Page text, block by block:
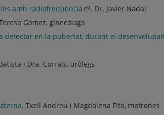
amb radiofreqüència
. Dr. Javier Nadal
Gómez, ginecòloga
detectar en la pubertat, durant el
i Dra. Corrals, uròlegs
. Txell Andreu i Magdalena Fitó, matrones